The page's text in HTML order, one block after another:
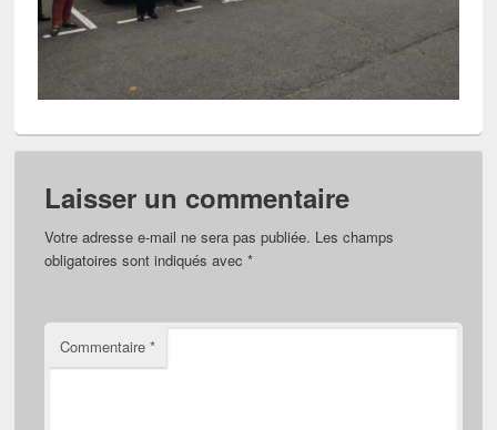
Laisser un commentaire
Votre adresse e-mail ne sera pas publiée. Les champs
obligatoires sont indiqués avec*
Commentaire*